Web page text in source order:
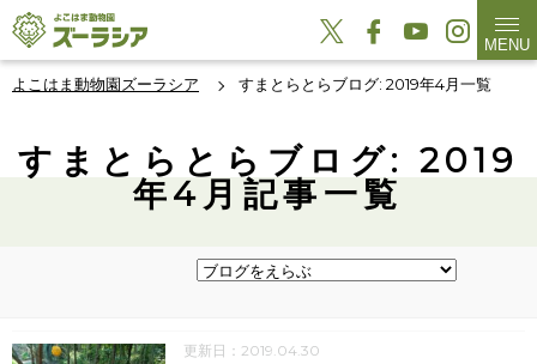
MENU
よこはま動物園ズーラシア すまとらとらブログ: 2019年4月一覧
すまとらとらブログ: 2019
年4月記事一覧
更新日：2019.04.30